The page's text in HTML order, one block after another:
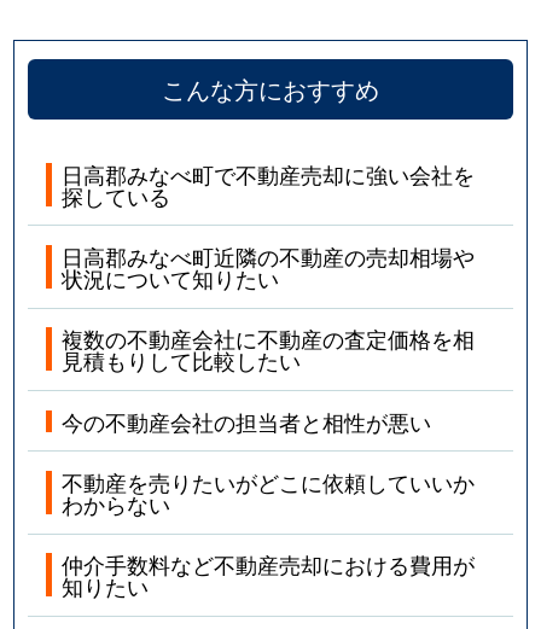
こんな方におすすめ
日高郡みなべ町で不動産売却に強い会社を
探している
日高郡みなべ町近隣の不動産の売却相場や
状況について知りたい
複数の不動産会社に不動産の査定価格を相
見積もりして比較したい
今の不動産会社の担当者と相性が悪い
不動産を売りたいがどこに依頼していいか
わからない
仲介手数料など不動産売却における費用が
知りたい